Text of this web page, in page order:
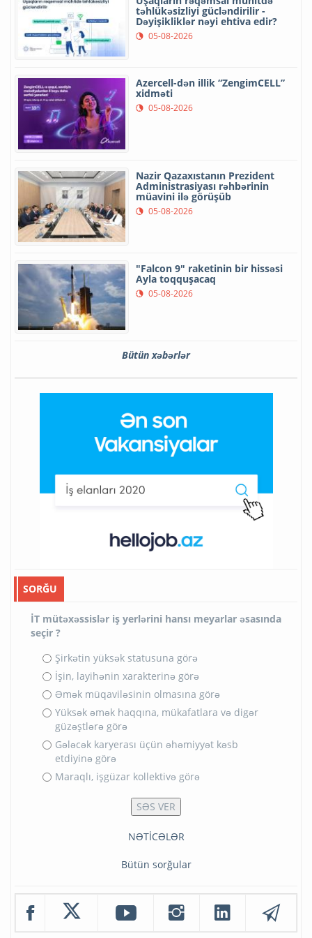
təhlükəsizliyi gücləndirilir -
Dəyişikliklər nəyi ehtiva edir?
05-08-2026
Azercell-dən illik “ZengimCELL”
xidməti
05-08-2026
Nazir Qazaxıstanın Prezident
Administrasiyası rəhbərinin
müavini ilə görüşüb
05-08-2026
"Falcon 9" raketinin bir hissəsi
Ayla toqquşacaq
05-08-2026
Bütün xəbərlər
SORĞU
İT mütəxəssislər iş yerlərini hansı meyarlar əsasında
seçir ?
Şirkətin yüksək statusuna görə
İşin, layihənin xarakterinə görə
Əmək müqaviləsinin olmasına görə
Yüksək əmək haqqına, mükafatlara və digər
güzəştlərə görə
Gələcək karyerası üçün əhəmiyyət kəsb
etdiyinə görə
Maraqlı, işgüzar kollektivə görə
NƏTİCƏLƏR
Bütün sorğular